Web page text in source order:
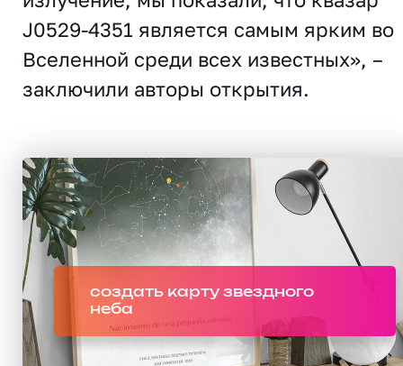
J0529-4351 является самым ярким во
Вселенной среди всех известных», –
заключили авторы открытия.
создать карту звездного
неба